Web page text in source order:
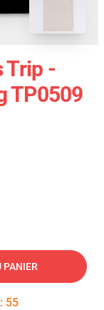
Trip -
TP0509
PANIER
: 54